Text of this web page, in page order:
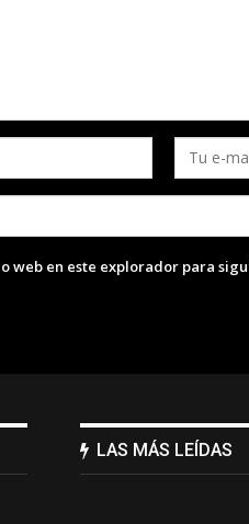
web en este explorador para
LAS MÁS LEÍDAS